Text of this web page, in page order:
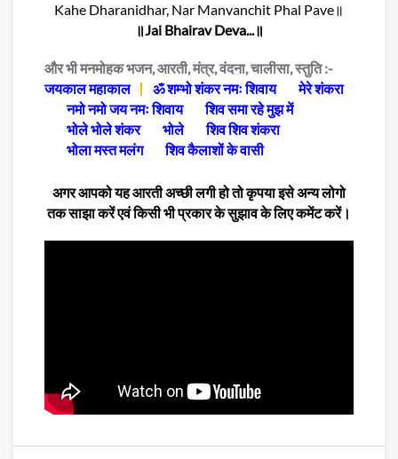
Kahe Dharanidhar, Nar Manvanchit Phal Pave॥
॥Jai Bhairav Deva...॥
और भी मनमोहक भजन, आरती, मंत्र, वंदना, चालीसा, स्तुति :-
जयकाल महाकाल
ॐ शम्भो शंकर नमः शिवाय
मेरे शंकरा
नमो नमो जय नमः शिवाय
शिव समा रहे मुझ में
भोले भोले शंकर
भोले
शिव शिव शंकरा
भोला मस्त मलंग
शिव कैलाशों के वासी
अगर आपको यह आरती अच्छी लगी हो तो कृपया इसे अन्य लोगो
तक साझा करें एवं किसी भी प्रकार के सुझाव के लिए कमेंट करें।